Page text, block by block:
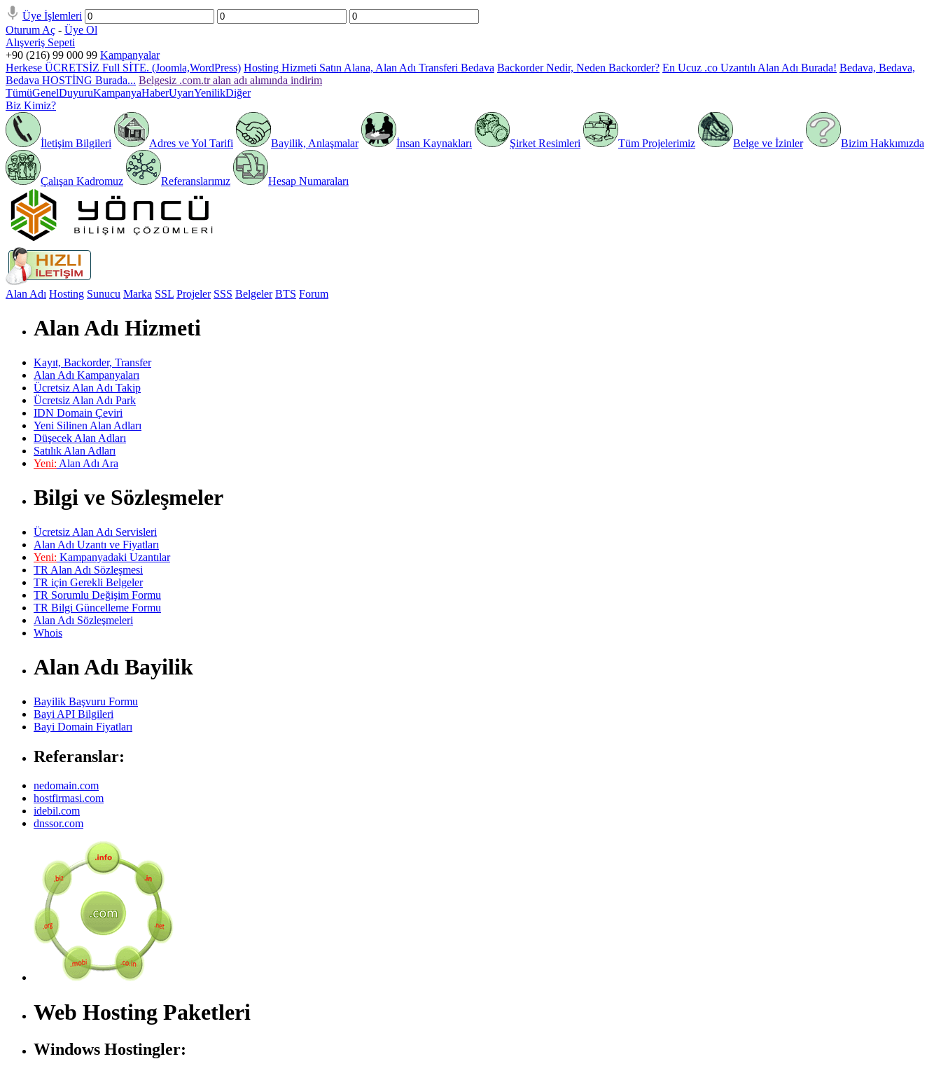
Üye İşlemleri
Oturum Aç - Üye Ol
Alışveriş Sepeti
+90 (216) 99 000 99 Kampanyalar
Herkese ÜCRETSİZ Full SİTE. (Joomla,WordPress) Hosting Hizmeti Satın Alana, Alan Adı Transferi Bedava Backorder Nedir, Neden Backorder? En Ucuz .co Uzantılı Alan Adı Burada! Bedava, Bedava,
Bedava HOSTİNG Burada... Belgesiz .com.tr alan adı alımında indirim
TümüGenelDuyuruKampanyaHaberUyarıYenilikDiğer
Biz Kimiz?
İletişim Bilgileri Adres ve Yol Tarifi Bayilik, Anlaşmalar İnsan Kaynakları Şirket Resimleri Tüm Projelerimiz Belge ve İzinler Bizim Hakkımızda
Çalışan Kadromuz Referanslarımız Hesap Numaraları
Alan Adı Hosting Sunucu Marka SSL Projeler SSS Belgeler BTS Forum
Alan Adı Hizmeti
Kayıt, Backorder, Transfer
Alan Adı Kampanyaları
Ücretsiz Alan Adı Takip
Ücretsiz Alan Adı Park
IDN Domain Çeviri
Yeni Silinen Alan Adları
Düşecek Alan Adları
Satılık Alan Adları
Yeni: Alan Adı Ara
Bilgi ve Sözleşmeler
Ücretsiz Alan Adı Servisleri
Alan Adı Uzantı ve Fiyatları
Yeni: Kampanyadaki Uzantılar
TR Alan Adı Sözleşmesi
TR için Gerekli Belgeler
TR Sorumlu Değişim Formu
TR Bilgi Güncelleme Formu
Alan Adı Sözleşmeleri
Whois
Alan Adı Bayilik
Bayilik Başvuru Formu
Bayi API Bilgileri
Bayi Domain Fiyatları
Referanslar:
nedomain.com
hostfirmasi.com
idebil.com
dnssor.com
Web Hosting Paketleri
Windows Hostingler: